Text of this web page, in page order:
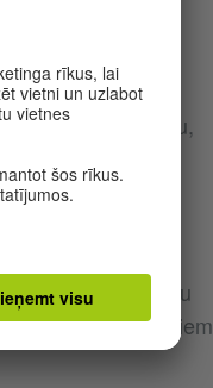
raksta ziņu
nišas auditoriju,
rezultāti
skolas mediju
pētījuma rezultātiem